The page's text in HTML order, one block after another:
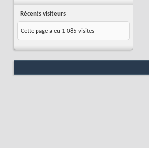
Récents visiteurs
Cette page a eu 1 085 visites